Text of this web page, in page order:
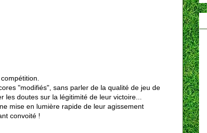
"modifiés", sans parler de la qualité de jeu de
doutes sur la légitimité de leur victoire...
mise en lumière rapide de leur agissement
convoité !